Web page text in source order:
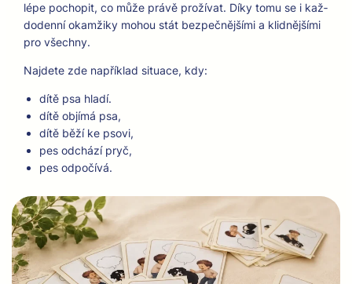
lépe pocho­pit, co může právě proží­vat. Díky tomu se i kaž­
do­den­ní okamžiky mohou stát bezpečnější­mi a klid­nější­mi
pro všech­ny.
Najdete zde napřík­lad situ­ace, kdy:
dítě psa hladí.
dítě objímá psa,
dítě běží ke pso­vi,
pes odchází pryč,
pes odpočívá.